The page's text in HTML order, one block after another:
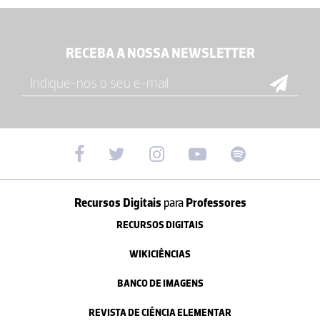
RECEBA A NOSSA NEWSLETTER
Recursos Digitais paraProfessores
RECURSOS DIGITAIS
WIKICIÊNCIAS
BANCO DE IMAGENS
REVISTA DE CIÊNCIA ELEMENTAR